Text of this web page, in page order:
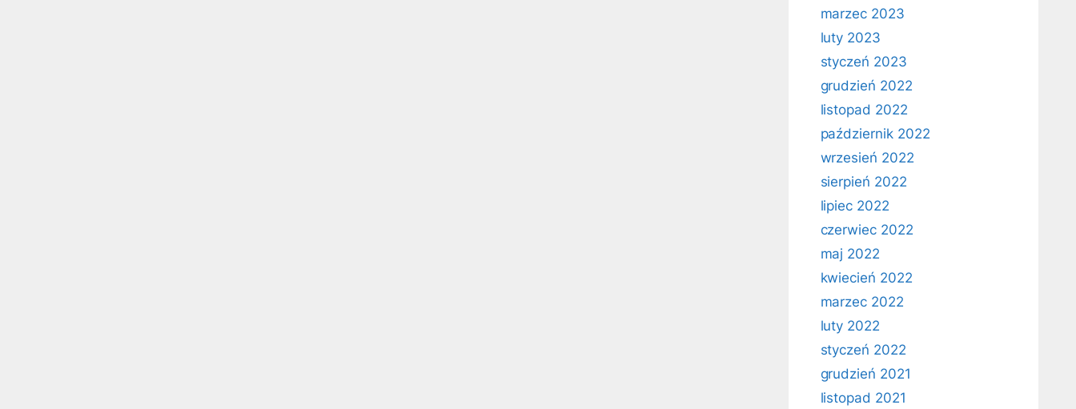
marzec 2023
luty 2023
styczeń 2023
grudzień 2022
listopad 2022
październik 2022
wrzesień 2022
sierpień 2022
lipiec 2022
czerwiec 2022
maj 2022
kwiecień 2022
marzec 2022
luty 2022
styczeń 2022
grudzień 2021
listopad 2021